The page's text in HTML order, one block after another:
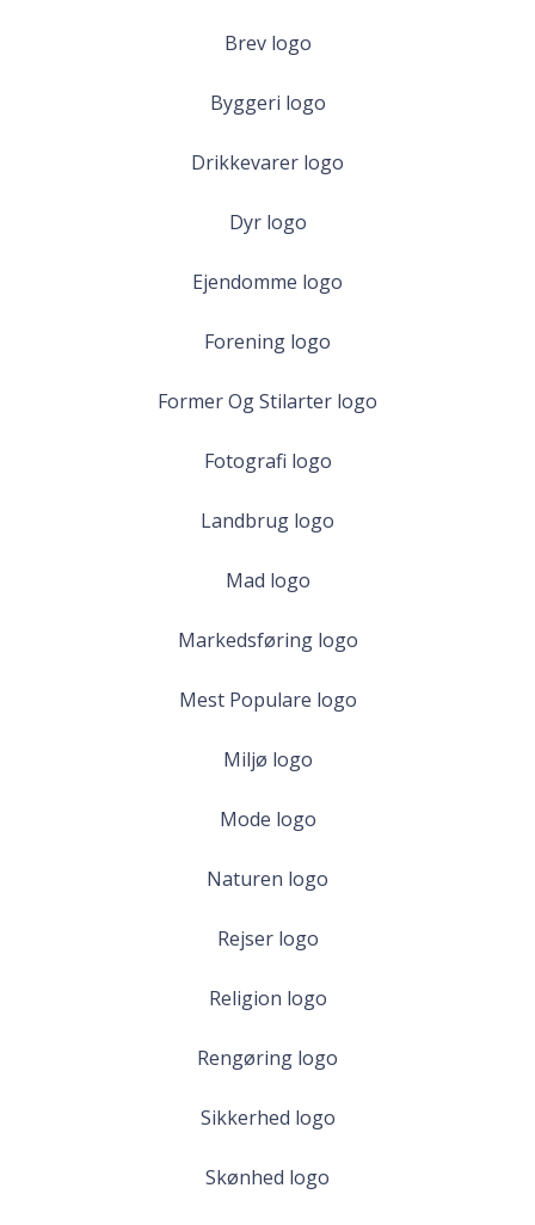
Brev logo
Byggeri logo
Drikkevarer logo
Dyr logo
Ejendomme logo
Forening logo
Former Og Stilarter logo
Fotografi logo
Landbrug logo
Mad logo
Markedsføring logo
Mest Populare logo
Miljø logo
Mode logo
Naturen logo
Rejser logo
Religion logo
Rengøring logo
Sikkerhed logo
Skønhed logo